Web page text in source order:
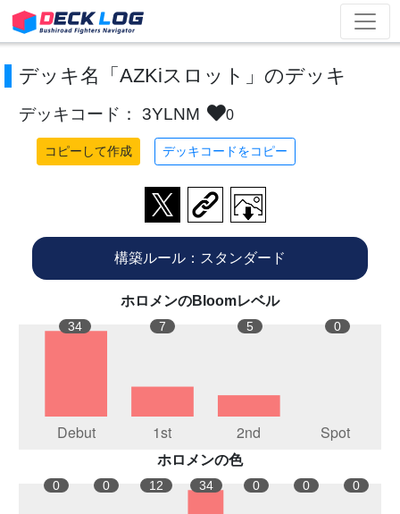
デッキ名「AZKiスロット」のデッキ
デッキコード： 3YLNM 0
コピーして作成 デッキコードをコピー
構築ルール：スタンダード
ホロメンのBloomレベル
34 7 5 0
ホロメンの色
0 0 12 34 0 0 0